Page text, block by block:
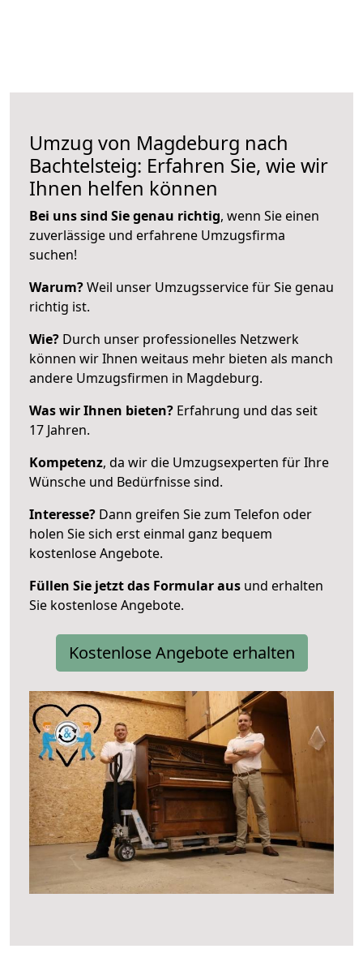
Umzug von Magdeburg nach
Bachtelsteig: Erfahren Sie, wie wir
Ihnen helfen können
Bei uns sind Sie genau richtig, wenn Sie einen
zuverlässige und erfahrene Umzugsfirma
suchen!
Warum?Weil unser Umzugsservice für Sie genau
richtig ist.
Wie? Durch unser professionelles Netzwerk
können wir Ihnen weitaus mehr bieten als manch
andere Umzugsfirmen in Magdeburg.
Was wir Ihnen bieten? Erfahrung und das seit
17 Jahren.
Kompetenz, da wir die Umzugsexperten für Ihre
Wünsche und Bedürfnisse sind.
Interesse? Dann greifen Sie zum Telefon oder
holen Sie sich erst einmal ganz bequem
kostenlose Angebote.
Füllen Sie jetzt das Formular aus und erhalten
Sie kostenlose Angebote.
Kostenlose Angebote erhalten